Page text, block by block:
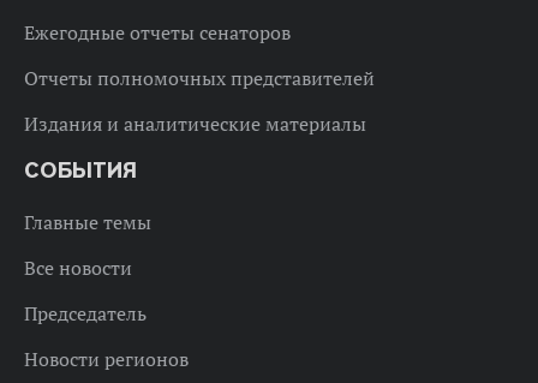
Ежегодные отчеты сенаторов
Отчеты полномочных представителей
Издания и аналитические материалы
СОБЫТИЯ
Главные темы
Все новости
Председатель
Новости регионов